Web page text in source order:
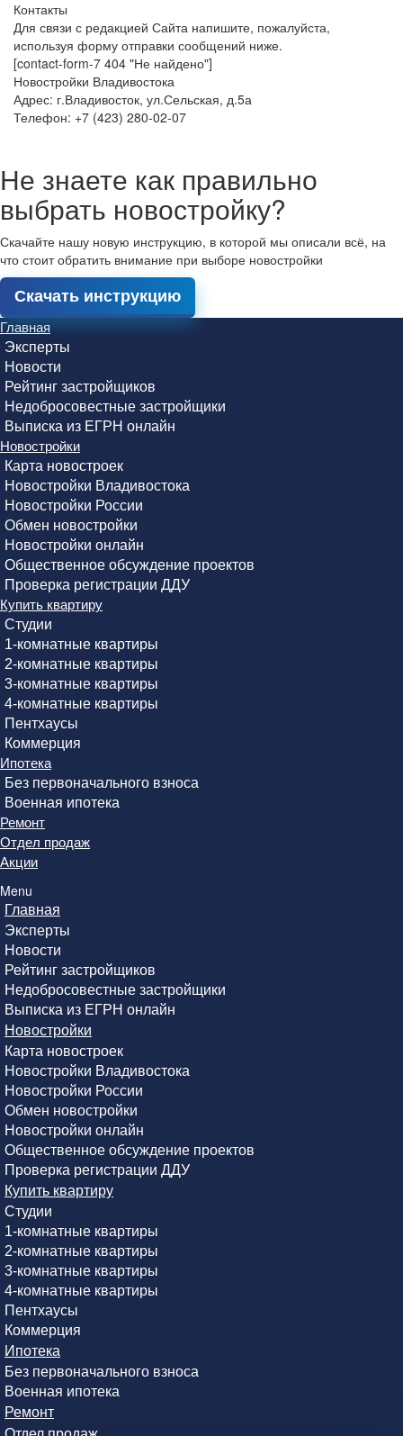
Контакты
Для связи с редакцией Сайта напишите, пожалуйста,
используя форму отправки сообщений ниже.
[contact-form-7 404 "Не найдено"]
Новостройки Владивостока
Адрес: г.Владивосток, ул.Сельская, д.5а
Телефон: +7 (423) 280-02-07
Не знаете как правильно
выбрать новостройку?
Скачайте нашу новую инструкцию, в которой мы описали всё, на
что стоит обратить внимание при выборе новостройки
Скачать инструкцию
Главная
Эксперты
Новости
Рейтинг застройщиков
Недобросовестные застройщики
Выписка из ЕГРН онлайн
Новостройки
Карта новостроек
Новостройки Владивостока
Новостройки России
Обмен новостройки
Новостройки онлайн
Общественное обсуждение проектов
Проверка регистрации ДДУ
Купить квартиру
Студии
1-комнатные квартиры
2-комнатные квартиры
3-комнатные квартиры
4-комнатные квартиры
Пентхаусы
Коммерция
Ипотека
Без первоначального взноса
Военная ипотека
Ремонт
Отдел продаж
Акции
Menu
Главная
Эксперты
Новости
Рейтинг застройщиков
Недобросовестные застройщики
Выписка из ЕГРН онлайн
Новостройки
Карта новостроек
Новостройки Владивостока
Новостройки России
Обмен новостройки
Новостройки онлайн
Общественное обсуждение проектов
Проверка регистрации ДДУ
Купить квартиру
Студии
1-комнатные квартиры
2-комнатные квартиры
3-комнатные квартиры
4-комнатные квартиры
Пентхаусы
Коммерция
Ипотека
Без первоначального взноса
Военная ипотека
Ремонт